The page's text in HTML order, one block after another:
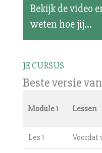
Bekijk de video
weten hoe jij...
JE CURSUS
Beste versie
Module 1 Lessen
Les 1 Voordat